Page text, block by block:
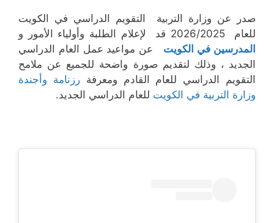
صدر عن وزارة التربية التقويم الدراسي في الكويت
للعام 2026/2025 قد لإعلام الطلبة وأولياء الأمور و
المدرسين في الكويت عن مواعيد عمل العام الدراسي
الجديد ، وذلك لتقديم صورة واضحة للجميع عن ملامح
التقويم الدراسي للعام القادم ومعرفةرزنامة وأجندة
وزارة التربية في الكويت للعام الدراسي الجديد.